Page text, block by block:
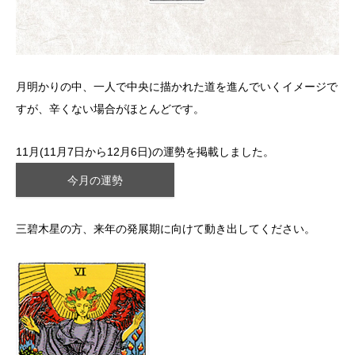
月明かりの中、一人で中央に描かれた道を進んでいくイメージで
すが、辛くない場合がほとんどです。
11月(11月7日から12月6日)の運勢を掲載しました。
今月の運勢
三碧木星の方、来年の発展期に向けて動き出してください。